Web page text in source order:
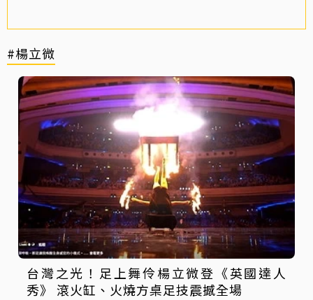
#楊立微
台灣之光！足上舞伶楊立微登《英國達人
秀》 滾火缸、火燒方桌足技震撼全場